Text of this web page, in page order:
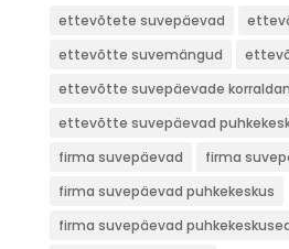
ettevõtete suvepäevad
ettevõtte suvemängud
ettevõtte suvepäevade
ettevõtte suvepäevad
firma suvepäevad
firma
firma suvepäevad puhkekeskus
firma suvepäevad